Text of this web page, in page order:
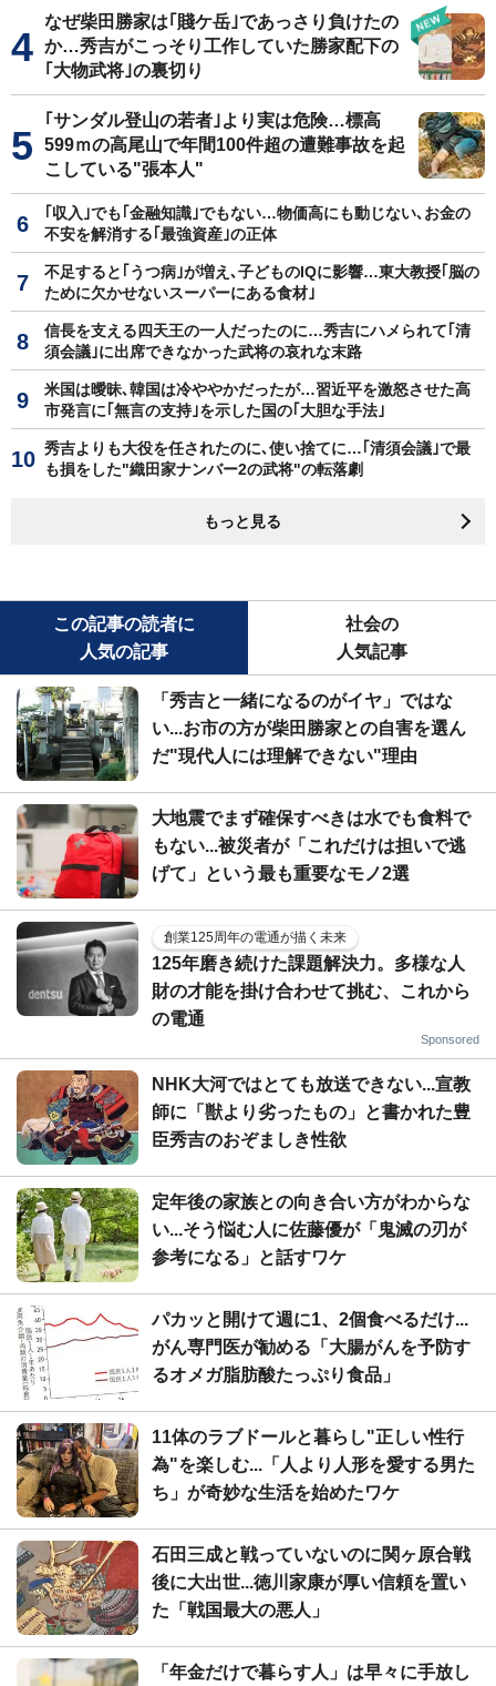
なぜ柴田勝家は｢賤ケ岳｣であっさり負けたの
か…秀吉がこっそり工作していた勝家配下の
｢大物武将｣の裏切り
｢サンダル登山の若者｣より実は危険…標高
599ｍの高尾山で年間100件超の遭難事故を起
こしている"張本人"
｢収入｣でも｢金融知識｣でもない…物価高にも動じない､お金の
不安を解消する｢最強資産｣の正体
不足すると｢うつ病｣が増え､子どものIQに影響…東大教授｢脳の
ために欠かせないスーパーにある食材｣
信長を支える四天王の一人だったのに…秀吉にハメられて｢清
須会議｣に出席できなかった武将の哀れな末路
米国は曖昧､韓国は冷ややかだったが…習近平を激怒させた高
市発言に｢無言の支持｣を示した国の｢大胆な手法｣
秀吉よりも大役を任されたのに､使い捨てに…｢清須会議｣で最
も損をした"織田家ナンバー2の武将"の転落劇
もっと見る
この記事の読者に
人気の記事
社会の
人気記事
「秀吉と一緒になるのがイヤ」ではな
い...お市の方が柴田勝家との自害を選ん
だ"現代人には理解できない"理由
大地震でまず確保すべきは水でも食料で
もない...被災者が「これだけは担いで逃
げて」という最も重要なモノ2選
創業125周年の電通が描く未来
125年磨き続けた課題解決力。多様な人
財の才能を掛け合わせて挑む、これから
の電通
Sponsored
NHK大河ではとても放送できない...宣教
師に「獣より劣ったもの」と書かれた豊
臣秀吉のおぞましき性欲
定年後の家族との向き合い方がわからな
い...そう悩む人に佐藤優が「鬼滅の刃が
参考になる」と話すワケ
パカッと開けて週に1、2個食べるだけ...
がん専門医が勧める「大腸がんを予防す
るオメガ脂肪酸たっぷり食品」
11体のラブドールと暮らし"正しい性行
為"を楽しむ...「人より人形を愛する男た
ち」が奇妙な生活を始めたワケ
石田三成と戦っていないのに関ヶ原合戦
後に大出世...徳川家康が厚い信頼を置い
た「戦国最大の悪人」
「年金だけで暮らす人」は早々に手放し